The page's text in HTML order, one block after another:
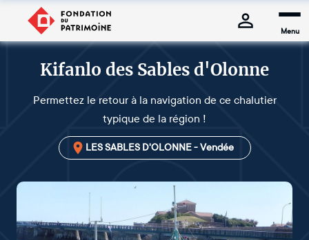
Menu
Kifanlo des Sables d'Olonne
Permettez le retour à la navigation de ce chalutier
typique de la région !
LES SABLES D'OLONNE - Vendée